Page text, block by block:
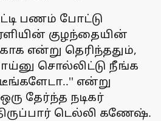
பணம் போட்டு
குழந்தையின்
என்று தெரிந்ததும்,
சொல்லிட்டு நீங்க
என்று
தேர்ந்த நடிகர்
டெல்லி கணேஷ்.